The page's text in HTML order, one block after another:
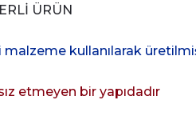
ÜRÜN
malzeme kullanılarak
etmeyen bir yapıdadır